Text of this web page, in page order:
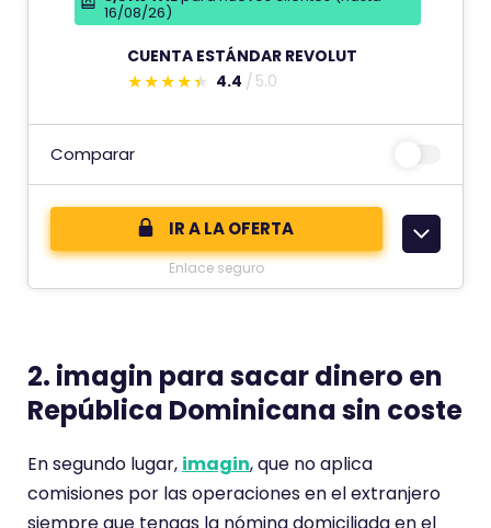
16/08/26)
CUENTA ESTÁNDAR REVOLUT
E
s
t
e
c
t
a
r
o
t
4.4 5.0
Comparar
IR A LA OFERTA
Enlace seguro
2. imagin para sacar dinero en
República Dominicana sin coste
En segundo lugar, imagin, que no aplica
comisiones por las operaciones en el extranjero
siempre que tengas la nómina domiciliada en el